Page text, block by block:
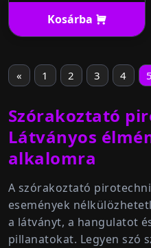
Kosárba
« 1 2 3 4 5
Szórakoztató
Látványos
alkalomra
A szórakoztató
események
a látványt, a hangulatot
pillanatokat. Legyen szó